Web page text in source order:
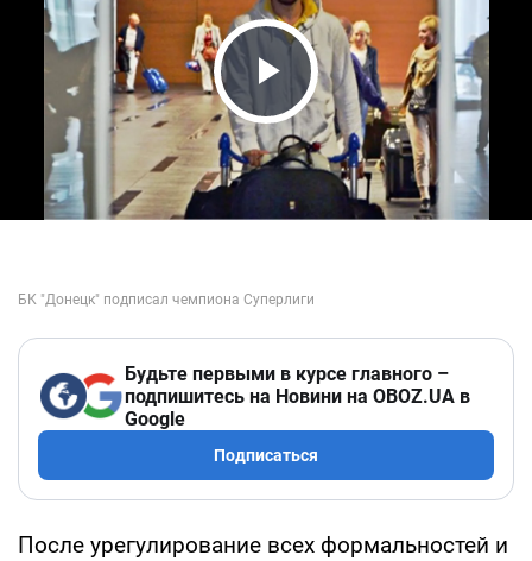
Play Video
Будьте первыми в курсе главного –
подпишитесь на Новини на OBOZ.UA в
Google
Подписаться
После урегулирование всех формальностей и